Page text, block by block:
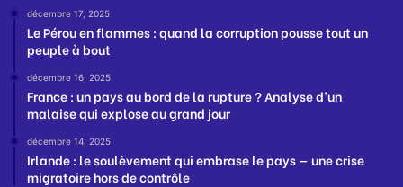
décembre 17, 2025
Le Pérou en flammes : quand la corruption pousse tout un
peuple à bout
décembre 16, 2025
France : un pays au bord de la rupture ? Analyse d’un
malaise qui explose au grand jour
décembre 14, 2025
Irlande : le soulèvement qui embrase le pays — une crise
migratoire hors de contrôle